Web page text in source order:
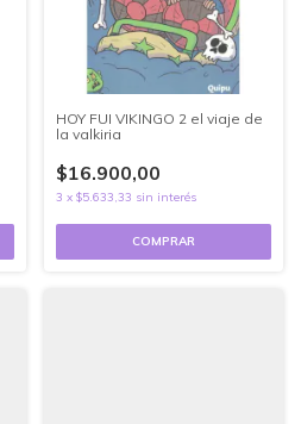
HOY FUI VIKINGO 2 el viaje de
la valkiria
$16.900,00
3 x $5.633,33 sin interés